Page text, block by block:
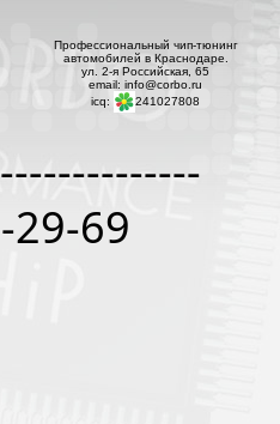
29-69
Профессиональный чип-тюнинг
автомобилей в Краснодаре.
ул. 2-я Российская, 65
email: info@corbo.ru
icq:
241027808